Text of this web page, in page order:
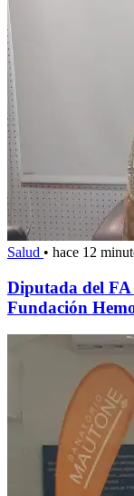
Salud • hace 12
Diputada del FA
Fundación